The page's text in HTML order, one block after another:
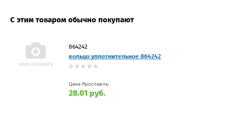
С этим товаром обычно покупают
864242
кольцо уплотнительное 864242
Цена Ярославль:
28.01 руб.